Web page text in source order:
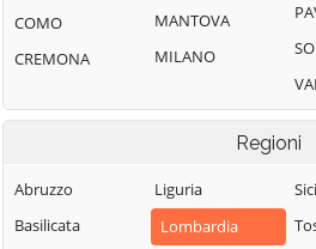
Antegnate
Arcene
Arzago d'Adda
Aviatico
Azzano San
Fara Gera d'Adda
Fara Olivana con
Filago
Fino del Monte
Fiorano al Serio
Fontanella
COMO
CREMONA
MANTOVA
MILANO
Regioni
Abruzzo
Basilicata
Liguria
Lombardia